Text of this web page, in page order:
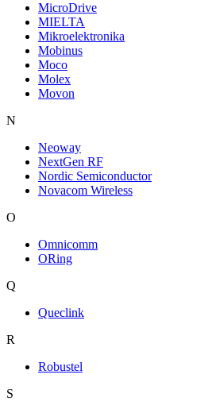
MicroDrive
MIELTA
Mikroelektronika
Mobinus
Moco
Molex
Movon
N
Neoway
NextGen RF
Nordic Semiconductor
Novacom Wireless
O
Omnicomm
ORing
Q
Queclink
R
Robustel
S